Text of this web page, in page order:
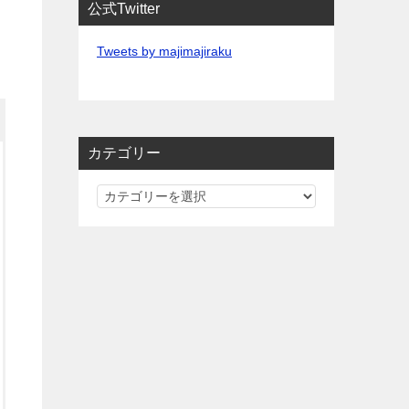
公式Twitter
Tweets by majimajiraku
カテゴリー
カ